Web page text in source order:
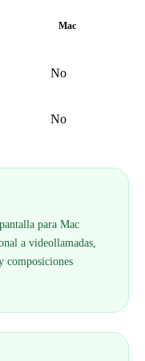
Mac
No
No
para Mac
a videollamadas,
composiciones